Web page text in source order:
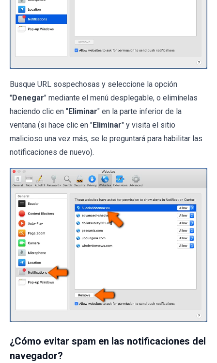
Busque URL sospechosas y seleccione la opción
"Denegar" mediante el menú desplegable, o elimínelas
haciendo clic en "Eliminar" en la parte inferior de la
ventana (si hace clic en "Eliminar" y visita el sitio
malicioso una vez más, se le preguntará para habilitar las
notificaciones de nuevo).
¿Cómo evitar spam en las notificaciones del
navegador?